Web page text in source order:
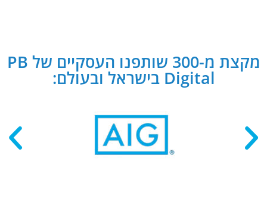
מקצת מ-300 שותפנו העסקיים של PB
Digital בישראל ובעולם: